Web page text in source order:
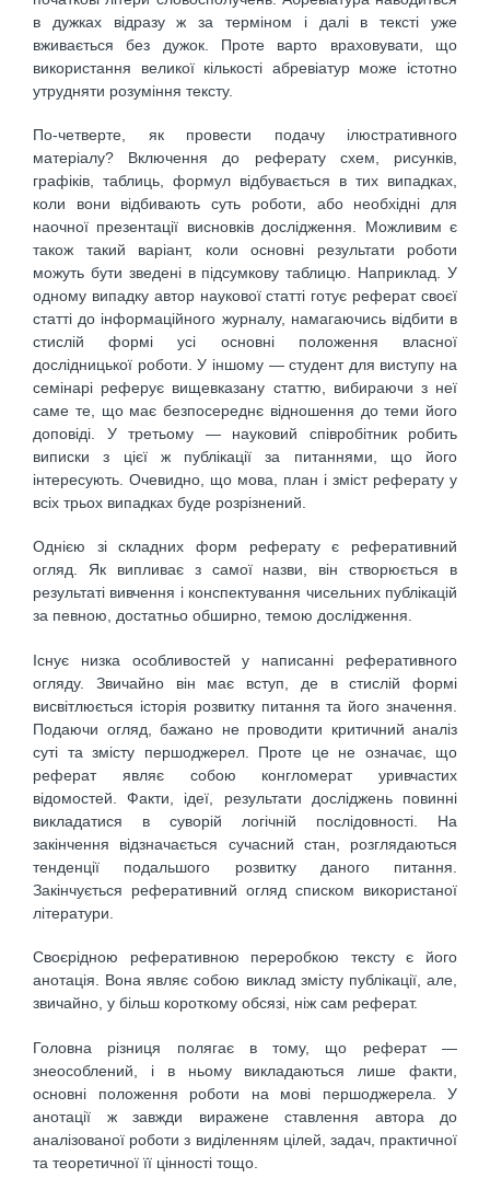
в дужках відразу ж за терміном і далі в тексті уже
вживається без дужок. Проте варто враховувати, що
використання великої кількості абревіатур може істотно
утрудняти розуміння тексту.
По-четверте, як провести подачу ілюстративного
матеріалу? Включення до реферату схем, рисунків,
графіків, таблиць, формул відбувається в тих випадках,
коли вони відбивають суть роботи, або необхідні для
наочної презентації висновків дослідження. Можливим є
також такий варіант, коли основні результати роботи
можуть бути зведені в підсумкову таблицю. Наприклад. У
одному випадку автор наукової статті готує реферат своєї
статті до інформаційного журналу, намагаючись відбити в
стислій формі усі основні положення власної
дослідницької роботи. У іншому — студент для виступу на
семінарі реферує вищевказану статтю, вибираючи з неї
саме те, що має безпосереднє відношення до теми його
доповіді. У третьому — науковий співробітник робить
виписки з цієї ж публікації за питаннями, що його
інтересують. Очевидно, що мова, план і зміст реферату у
всіх трьох випадках буде розрізнений.
Однією зі складних форм реферату є реферативний
огляд. Як випливає з самої назви, він створюється в
результаті вивчення і конспектування чисельних публікацій
за певною, достатньо обширно, темою дослідження.
Існує низка особливостей у написанні реферативного
огляду. Звичайно він має вступ, де в стислій формі
висвітлюється історія розвитку питання та його значення.
Подаючи огляд, бажано не проводити критичний аналіз
суті та змісту першоджерел. Проте це не означає, що
реферат являє собою конгломерат уривчастих
відомостей. Факти, ідеї, результати досліджень повинні
викладатися в суворій логічній послідовності. На
закінчення відзначається сучасний стан, розглядаються
тенденції подальшого розвитку даного питання.
Закінчується реферативний огляд списком використаної
літератури.
Своєрідною реферативною переробкою тексту є його
анотація. Вона являє собою виклад змісту публікації, але,
звичайно, у більш короткому обсязі, ніж сам реферат.
Головна різниця полягає в тому, що реферат —
знеособлений, і в ньому викладаються лише факти,
основні положення роботи на мові першоджерела. У
анотації ж завжди виражене ставлення автора до
аналізованої роботи з виділенням цілей, задач, практичної
та теоретичної її цінності тощо.